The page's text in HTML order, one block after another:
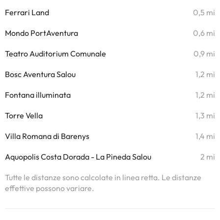
Ferrari Land 0,5 mi
Mondo PortAventura 0,6 mi
Teatro Auditorium Comunale 0,9 mi
Bosc Aventura Salou 1,2 mi
Fontana illuminata 1,2 mi
Torre Vella 1,3 mi
Villa Romana di Barenys 1,4 mi
Aquopolis Costa Dorada - La Pineda Salou 2 mi
Tutte le distanze sono calcolate in linea retta. Le distanze
effettive possono variare.